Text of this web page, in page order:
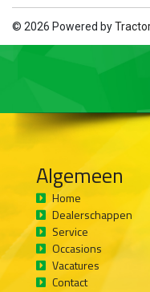
© 2026 Powered by
Algemeen
Home
Dealerschappen
Service
Occasions
Vacatures
Contact